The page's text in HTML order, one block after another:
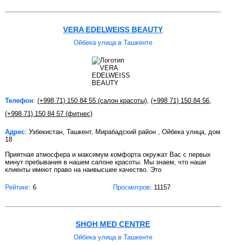
VERA EDELWEISS BEAUTY
Ойбека улица в Ташкенте
Телефон: (+998 71) 150 84 55 (салон красоты) (+998 71) 150 84 56
(+998 71) 150 84 57 (фитнес)
Адрес: Узбекистан, Ташкент, Мирабадский район , Ойбека улица, дом
18
Приятная атмосфера и максимум комфорта окружат Вас с первых
минут пребывания в нашем салоне красоты. Мы знаем, что наши
клиенты имеют право на наивысшее качество. Это
Рейтинг: 6 Просмотров: 11157
SHOH MED CENTRE
Ойбека улица в Ташкенте